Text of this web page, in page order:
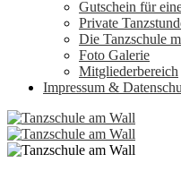
Gutschein für
Private
Die Tanzschule
Foto Galerie
Mitgliederbereich
Impressum &